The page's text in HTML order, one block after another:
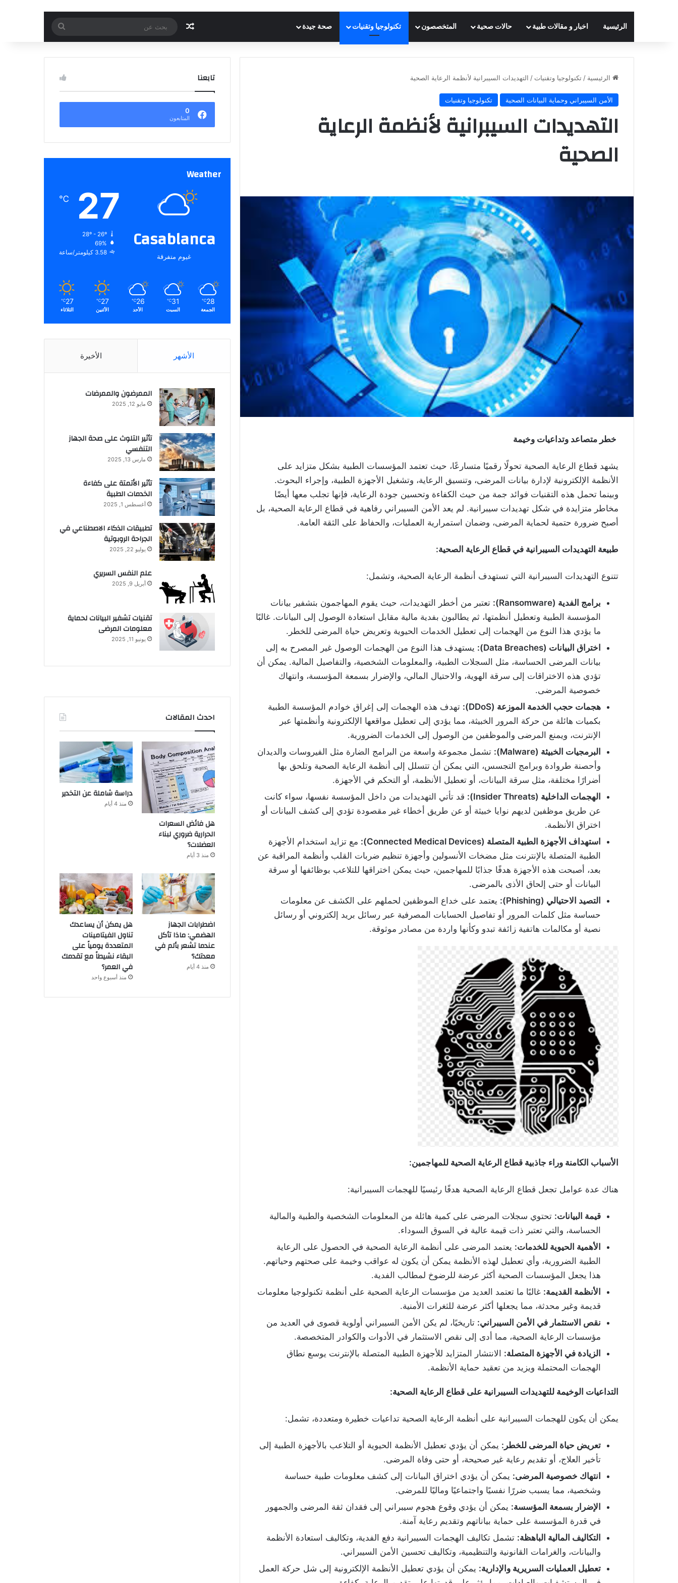
الرئيسية اخبار و مقالات طبية حالات صحية المتخصصون تكنولوجيا وتقنيات صحة جيدة مقال عشوائي
بحث
عن
الرئيسية / تكنولوجيا وتقنيات / التهديدات السيبرانية لأنظمة الرعاية الصحية
الأمن السيبراني وحماية البيانات الصحية تكنولوجيا وتقنيات
التهديدات السيبرانية لأنظمة الرعاية
الصحية
خطر متصاعد وتداعيات وخيمة
يشهد قطاع الرعاية الصحية تحولًا رقميًا متسارعًا، حيث تعتمد المؤسسات الطبية بشكل متزايد على
الأنظمة الإلكترونية لإدارة بيانات المرضى، وتنسيق الرعاية، وتشغيل الأجهزة الطبية، وإجراء البحوث.
وبينما تحمل هذه التقنيات فوائد جمة من حيث الكفاءة وتحسين جودة الرعاية، فإنها تجلب معها أيضًا
مخاطر متزايدة في شكل تهديدات سيبرانية. لم يعد الأمن السيبراني رفاهية في قطاع الرعاية الصحية، بل
أصبح ضرورة حتمية لحماية المرضى، وضمان استمرارية العمليات، والحفاظ على الثقة العامة.
طبيعة التهديدات السيبرانية في قطاع الرعاية الصحية:
تتنوع التهديدات السيبرانية التي تستهدف أنظمة الرعاية الصحية، وتشمل:
برامج الفدية (Ransomware):
تعتبر من أخطر التهديدات، حيث يقوم المهاجمون بتشفير بيانات
المؤسسة الطبية وتعطيل أنظمتها، ثم يطالبون بفدية مالية مقابل استعادة الوصول إلى البيانات. غالبًا
ما يؤدي هذا النوع من الهجمات إلى تعطيل الخدمات الحيوية وتعريض حياة المرضى للخطر.
اختراق البيانات (Data Breaches):
يستهدف هذا النوع من الهجمات الوصول غير المصرح به إلى
بيانات المرضى الحساسة، مثل السجلات الطبية، والمعلومات الشخصية، والتفاصيل المالية. يمكن أن
تؤدي هذه الاختراقات إلى سرقة الهوية، والاحتيال المالي، والإضرار بسمعة المؤسسة، وانتهاك
خصوصية المرضى.
هجمات حجب الخدمة الموزعة (DDoS):
تهدف هذه الهجمات إلى إغراق خوادم المؤسسة الطبية
بكميات هائلة من حركة المرور الخبيثة، مما يؤدي إلى تعطيل مواقعها الإلكترونية وأنظمتها عبر
الإنترنت، ويمنع المرضى والموظفين من الوصول إلى الخدمات الضرورية.
البرمجيات الخبيثة (Malware):
تشمل مجموعة واسعة من البرامج الضارة مثل الفيروسات والديدان
وأحصنة طروادة وبرامج التجسس، التي يمكن أن تتسلل إلى أنظمة الرعاية الصحية وتلحق بها
أضرارًا مختلفة، مثل سرقة البيانات، أو تعطيل الأنظمة، أو التحكم في الأجهزة.
الهجمات الداخلية (Insider Threats):
قد تأتي التهديدات من داخل المؤسسة نفسها، سواء كانت
عن طريق موظفين لديهم نوايا خبيثة أو عن طريق أخطاء غير مقصودة تؤدي إلى كشف البيانات أو
اختراق الأنظمة.
استهداف الأجهزة الطبية المتصلة (Connected Medical Devices):
مع تزايد استخدام الأجهزة
الطبية المتصلة بالإنترنت مثل مضخات الأنسولين وأجهزة تنظيم ضربات القلب وأنظمة المراقبة عن
بعد، أصبحت هذه الأجهزة هدفًا جذابًا للمهاجمين، حيث يمكن اختراقها للتلاعب بوظائفها أو سرقة
البيانات أو حتى إلحاق الأذى بالمرضى.
التصيد الاحتيالي (Phishing):
يعتمد على خداع الموظفين لحملهم على الكشف عن معلومات
حساسة مثل كلمات المرور أو تفاصيل الحسابات المصرفية عبر رسائل بريد إلكتروني أو رسائل
نصية أو مكالمات هاتفية زائفة تبدو وكأنها واردة من مصادر موثوقة.
الأسباب الكامنة وراء جاذبية قطاع الرعاية الصحية للمهاجمين:
هناك عدة عوامل تجعل قطاع الرعاية الصحية هدفًا رئيسيًا للهجمات السيبرانية:
قيمة البيانات: تحتوي سجلات المرضى على كمية هائلة من المعلومات الشخصية والطبية والمالية
الحساسة، والتي تعتبر ذات قيمة عالية في السوق السوداء.
الأهمية الحيوية للخدمات: يعتمد المرضى على أنظمة الرعاية الصحية في الحصول على الرعاية
الطبية الضرورية، وأي تعطيل لهذه الأنظمة يمكن أن يكون له عواقب وخيمة على صحتهم وحياتهم.
هذا يجعل المؤسسات الصحية أكثر عرضة للرضوخ لمطالب الفدية.
الأنظمة القديمة: غالبًا ما تعتمد العديد من مؤسسات الرعاية الصحية على أنظمة تكنولوجيا معلومات
قديمة وغير محدثة، مما يجعلها أكثر عرضة للثغرات الأمنية.
نقص الاستثمار في الأمن السيبراني: تاريخيًا، لم يكن الأمن السيبراني أولوية قصوى في العديد من
مؤسسات الرعاية الصحية، مما أدى إلى نقص الاستثمار في الأدوات والكوادر المتخصصة.
الزيادة في الأجهزة المتصلة: الانتشار المتزايد للأجهزة الطبية المتصلة بالإنترنت يوسع نطاق
الهجمات المحتملة ويزيد من تعقيد حماية الأنظمة.
التداعيات الوخيمة للتهديدات السيبرانية على قطاع الرعاية الصحية:
يمكن أن يكون للهجمات السيبرانية على أنظمة الرعاية الصحية تداعيات خطيرة ومتعددة، تشمل:
تعريض حياة المرضى للخطر : يمكن أن يؤدي تعطيل الأنظمة الحيوية أو التلاعب بالأجهزة الطبية إلى
تأخير العلاج، أو تقديم رعاية غير صحيحة، أو حتى وفاة المرضى.
انتهاك خصوصية المرضى: يمكن أن يؤدي اختراق البيانات إلى كشف معلومات طبية حساسة
وشخصية، مما يسبب ضررًا نفسيًا واجتماعيًا وماليًا للمرضى.
الإضرار بسمعة المؤسسة: يمكن أن يؤدي وقوع هجوم سيبراني إلى فقدان ثقة المرضى والجمهور
في قدرة المؤسسة على حماية بياناتهم وتقديم رعاية آمنة.
التكاليف المالية الباهظة: تشمل تكاليف الهجمات السيبرانية دفع الفدية، وتكاليف استعادة الأنظمة
والبيانات، والغرامات القانونية والتنظيمية، وتكاليف تحسين الأمن السيبراني.
تعطيل العمليات السريرية والإدارية: يمكن أن يؤدي تعطيل الأنظمة الإلكترونية إلى شل حركة العمل
تابعنا
0
المتابعون
Weather
Casablanca
غيوم متفرقة
27
℃
28º - 26º
69%
3.58 كيلومتر/ساعة
28
℃
الجمعة
31
℃
السبت
26
℃
الأحد
27
℃
الأثنين
27
℃
الثلاثاء
الأشهر الأخيرة
الممرضون والممرضات
مايو 12, 2025
تأثير التلوث على صحة الجهاز
التنفسي
مارس 13, 2025
تأثير الأتمتة على كفاءة
الخدمات الطبية
أغسطس 1, 2025
تطبيقات الذكاء الاصطناعي في
الجراحة الروبوتية
يوليو 22, 2025
علم النفس السريري
أبريل 9, 2025
تقنيات تشفير البيانات لحماية
معلومات المرضى
يونيو 11, 2025
احدث المقالات
هل فائض السعرات
الحرارية ضروري لبناء
العضلات؟
منذ 3 أيام
دراسة شاملة عن التخدير
منذ 4 أيام
اضطرابات الجهاز
الهضمي: ماذا تأكل
عندما تشعر بألم في
معدتك؟
منذ 4 أيام
هل يمكن أن يساعدك
تناول الفيتامينات
المتعددة يومياً على
البقاء نشيطاً مع تقدمك
في العمر؟
منذ أسبوع واحد